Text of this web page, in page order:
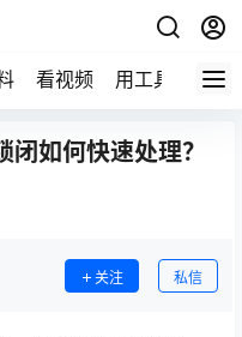
看视频 用工具 论技
如何快速处理？
关注 私信